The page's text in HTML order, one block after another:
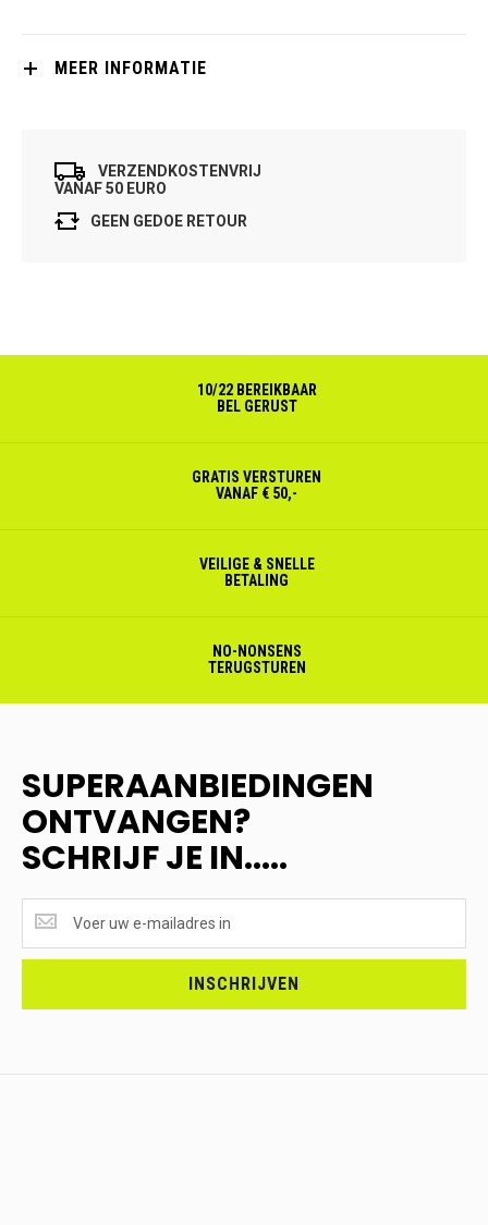
MEER INFORMATIE
VERZENDKOSTENVRIJ
VANAF 50 EURO
GEEN GEDOE RETOUR
10/22 BEREIKBAAR
BEL GERUST
GRATIS VERSTUREN
VANAF € 50,-
VEILIGE & SNELLE
BETALING
NO-NONSENS
TERUGSTUREN
SUPERAANBIEDINGEN
ONTVANGEN?
SCHRIJF JE IN.....
ONTVANGEN?
<br>SCHRIJF
INSCHRIJVEN